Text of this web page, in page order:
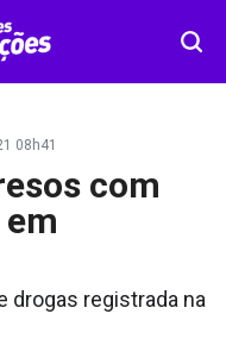
08h41
com
drogas registrada na